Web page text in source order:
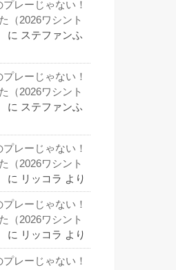
レーじゃない！
（2026ワシント
に ステファンふ
レーじゃない！
（2026ワシント
に ステファンふ
レーじゃない！
（2026ワシント
に リッコラ より
レーじゃない！
（2026ワシント
に リッコラ より
レーじゃない！